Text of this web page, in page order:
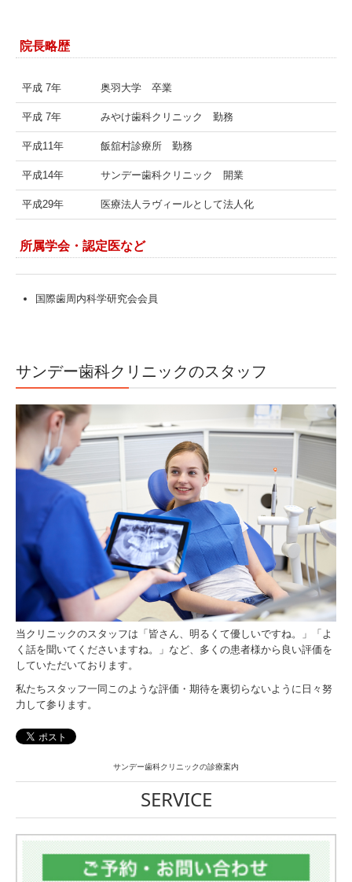
サンデー歯科クリニックの診療案内
SERVICE
院長略歴
平成 7年 奥羽大学 卒業
平成 7年 みやけ歯科クリニック 勤務
平成11年 飯舘村診療所 勤務
平成14年 サンデー歯科クリニック 開業
平成29年 医療法人ラヴィールとして法人化
所属学会・認定医など
国際歯周内科学研究会会員
サンデー歯科クリニックのスタッフ
当クリニックのスタッフは「皆さん、明るくて優しいですね。」「よ
く話を聞いてくださいますね。」など、多くの患者様から良い評価を
していただいております。
私たちスタッフ一同このような評価・期待を裏切らないように日々努
力して参ります。